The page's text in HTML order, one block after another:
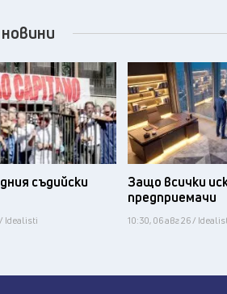
съдийски
/ Idealisti
Защо всички
предприемачи
10:30, 06 авг 26 /